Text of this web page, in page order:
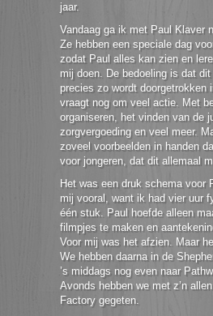
jaar.
Vandaag ga ik met Paul Klaver
Ze hebben een speciale dag
zodat Paul alles kan zien en
mij doen. De bedoeling is dat dit
precies zo wordt doorgetrokken
vraagt nog om veel actie. Met
organiseren, het vinden van de
zorgvergoeding en veel meer.
zoveel voorbeelden in handen
voor jongeren, dat dit allemaal
Het was een druk schema voor
mij vooral, want ik had vier uur
één stuk. Paul hoefde alleen
filmpjes te maken en
Voor mij was het afzien. Maar
We hebben daarna in de
’s middags nog even naar
Avonds hebben we met z’n
Factory gegeten.